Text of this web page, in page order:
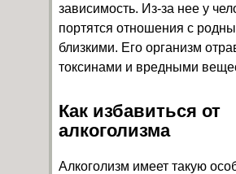
зависимость. Из-за нее у
портятся отношения с
близкими. Его организм
токсинами и вредными
Как избавиться от
алкоголизма
Алкоголизм имеет такую